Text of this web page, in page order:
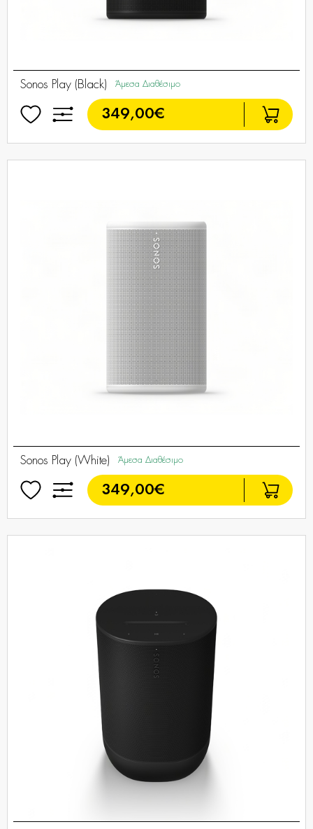
Sonos Play (Black) Άμεσα Διαθέσιμο
349,00€
Sonos Play (White) Άμεσα Διαθέσιμο
349,00€